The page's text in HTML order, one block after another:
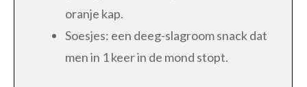
oranje kap.
Soesjes: een deeg-slagroom snack dat
men in 1 keer in de mond stopt.